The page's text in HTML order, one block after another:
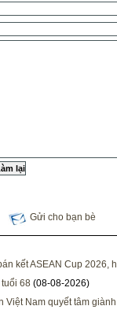
Gửi cho bạn bè
kết ASEAN Cup 2026,
68 (08-08-2026)
Việt Nam quyết tâm